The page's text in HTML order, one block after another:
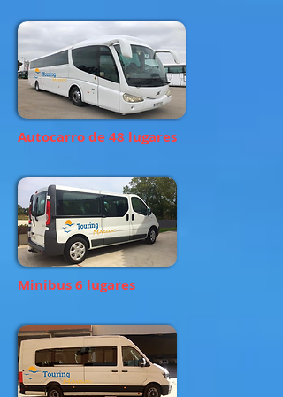
Autocarro de 48 lugares
Minibus 6 lugares